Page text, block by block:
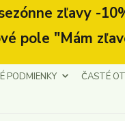
zľavy -
pole "Mám
PODMIENKY ČASTÉ